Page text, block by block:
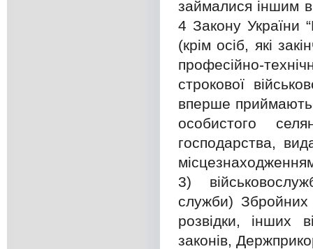
займалися іншим
4 Закону України
(крім осіб, які
професійно-
строкової
вперше
особистого
господарства,
3)
служби)
розвідки, інших
законів,